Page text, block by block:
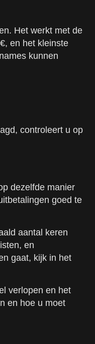
Het werkt met de
en het kleinste
kunnen
controleert u op
dezelfde manier
goed te
aantal keren
en
gaat, kijk in het
verlopen en het
en hoe u moet